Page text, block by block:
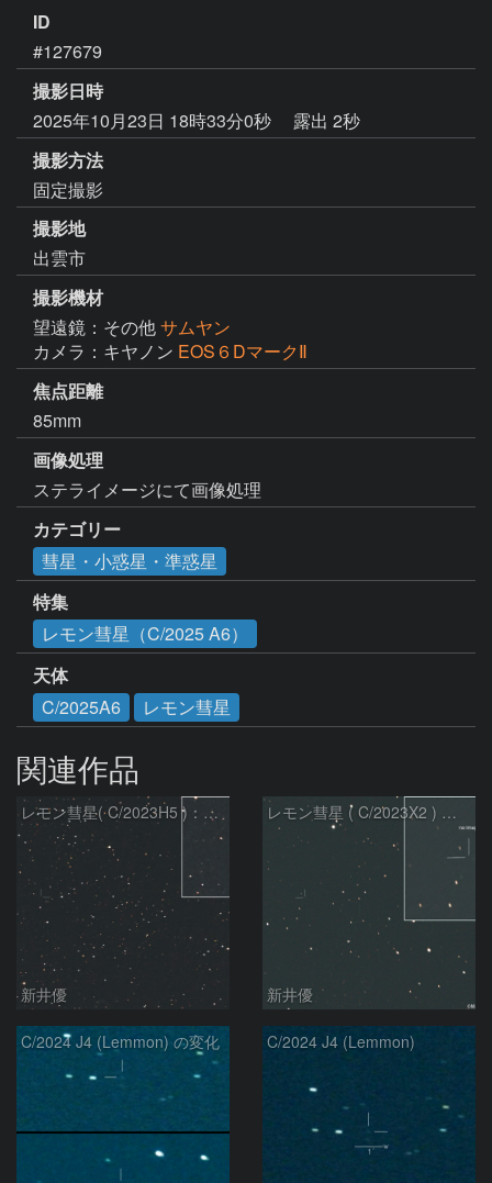
ID
#127679
撮影日時
2025年10月23日 18時33分0秒
露出 2秒
撮影方法
固定撮影
撮影地
出雲市
撮影機材
望遠鏡：その他サムヤン
カメラ：キヤノン EOS６DマークⅡ
焦点距離
85mm
画像処理
ステライメージにて画像処理
カテゴリー
彗星・小惑星・準惑星
特集
レモン彗星（C/2025 A6）
天体
C/2025A6
レモン彗星
関連作品
レモン彗星( C/2023H5 )：2026/05/20
新井優
レモン彗星 ( C/2023X2 ) の予報位置：2026/05/29
新井優
C/2024 J4 (Lemmon) の変化 C/2024 J4 (Lemmon)